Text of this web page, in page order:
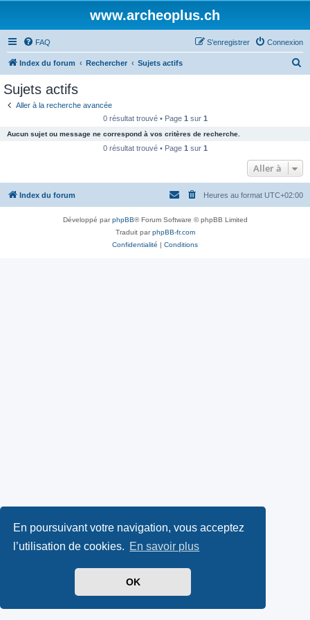
En poursuivant votre navigation, vous acceptez
l’utilisation de cookies. En savoir plus
OK
www.archeoplus.ch
FAQ Connexion
S’enregistrer
Index du forum Rechercher Sujets actifs
c
e
Sujets actifs
Aller à la recherche avancée
0 résultat trouvé • Page 1 sur 1
Aucun sujet ou message ne correspond à vos critères de recherche.
0 résultat trouvé • Page 1 sur 1
Aller à
Index du forum Heures au format UTC+02:00
Développé parphpBB® Forum Software © phpBB Limited
Traduit parphpBB-fr.com
Confidentialité | Conditions